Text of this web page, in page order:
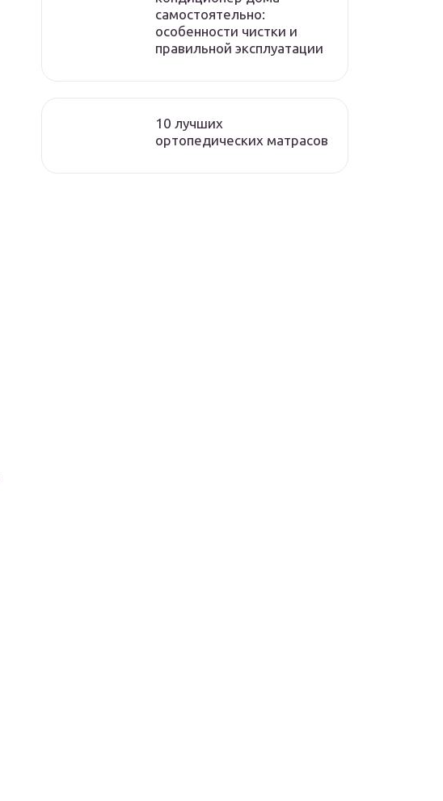
самостоятельно:
особенности чистки и
правильной эксплуатации
10 лучших
ортопедических матрасов